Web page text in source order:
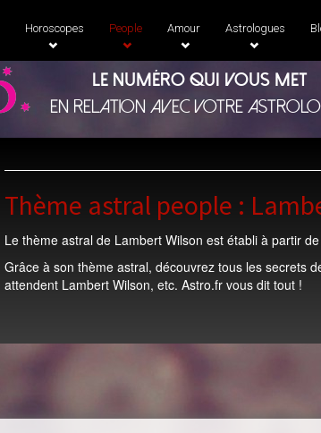
Horoscopes People Amour Astrologues
Le numéro qui vous met
en relation avec votre
Thème astral people :
Le thème astral de Lambert Wilson est établi à partir
Grâce à son thème astral, découvrez tous les secrets
attendent Lambert Wilson, etc. Astro.fr vous dit tout !